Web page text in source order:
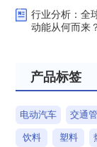
行业分析：全
动能从何而来
产品标签
电动汽车 交通
饮料 塑料